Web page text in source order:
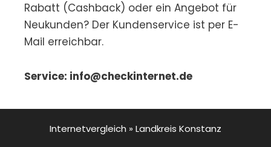
Rabatt (Cashback) oder ein Angebot für
Neukunden? Der Kundenservice ist per E-
Mail erreichbar.
Service: info@checkinternet.de
Internetvergleich » Landkreis Konstanz